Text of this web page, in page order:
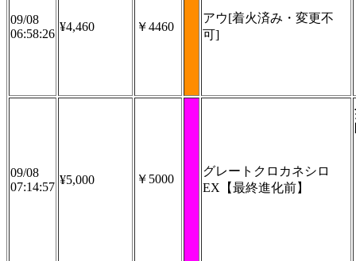
09/08
06:58:26
¥4,460 ￥4460
アウ[着火済み・変更不
可]
09/08
07:14:57
¥5,000 ￥5000
グレートクロカネシロ
EX【最終進化前】